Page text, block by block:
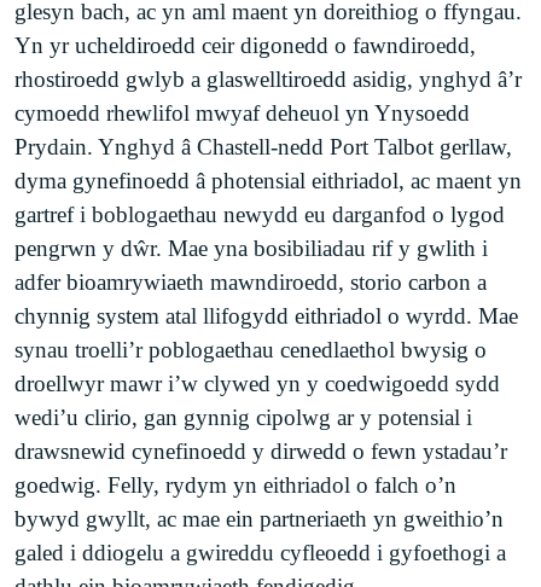
glesyn bach, ac yn aml maent yn doreithiog o ffyngau.
Yn yr ucheldiroedd ceir digonedd o fawndiroedd,
rhostiroedd gwlyb a glaswelltiroedd asidig, ynghyd â’r
cymoedd rhewlifol mwyaf deheuol yn Ynysoedd
Prydain. Ynghyd â Chastell-nedd Port Talbot gerllaw,
dyma gynefinoedd â photensial eithriadol, ac maent yn
gartref i boblogaethau newydd eu darganfod o lygod
pengrwn y dŵr. Mae yna bosibiliadau rif y gwlith i
adfer bioamrywiaeth mawndiroedd, storio carbon a
chynnig system atal llifogydd eithriadol o wyrdd. Mae
synau troelli’r poblogaethau cenedlaethol bwysig o
droellwyr mawr i’w clywed yn y coedwigoedd sydd
wedi’u clirio, gan gynnig cipolwg ar y potensial i
drawsnewid cynefinoedd y dirwedd o fewn ystadau’r
goedwig. Felly, rydym yn eithriadol o falch o’n
bywyd gwyllt, ac mae ein partneriaeth yn gweithio’n
galed i ddiogelu a gwireddu cyfleoedd i gyfoethogi a